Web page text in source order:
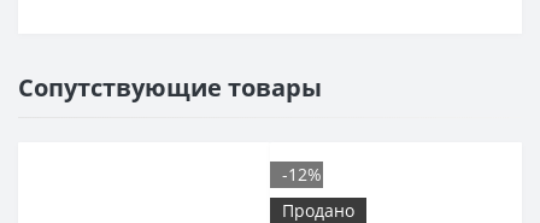
Сопутствующие товары
-12%
Продано